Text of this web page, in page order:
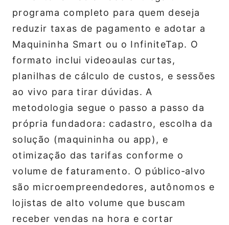
programa completo para quem deseja
reduzir taxas de pagamento e adotar a
Maquininha Smart ou o InfiniteTap. O
formato inclui videoaulas curtas,
planilhas de cálculo de custos, e sessões
ao vivo para tirar dúvidas. A
metodologia segue o passo a passo da
própria fundadora: cadastro, escolha da
solução (maquininha ou app), e
otimização das tarifas conforme o
volume de faturamento. O público‑alvo
são microempreendedores, autônomos e
lojistas de alto volume que buscam
receber vendas na hora e cortar